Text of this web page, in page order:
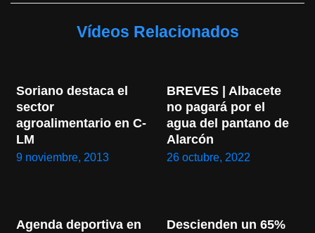
Vídeos Relacionados
Soriano destaca el
sector
agroalimentario en C-
LM
9 noviembre, 2013
BREVES | Albacete
no pagará por el
agua del pantano de
Alarcón
26 octubre, 2022
Agenda deportiva en
Descienden un 65%